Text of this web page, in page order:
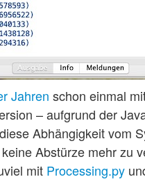
Jahren schon einmal
– aufgrund der
Abhängigkeit vom
Abstürze mehr zu
mit Processing.py